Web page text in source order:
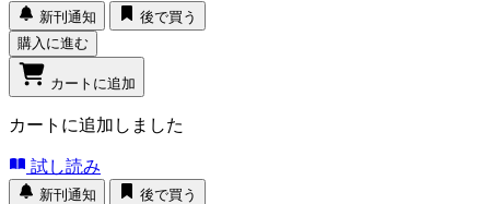
新刊通知
後で買う
購入に進む
カートに追加
カートに追加しました
試し読み
新刊通知 後で買う